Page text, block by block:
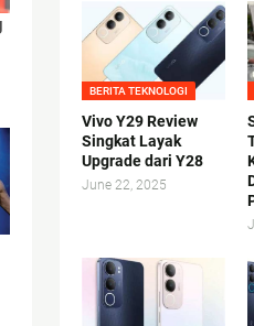
BERITA TEKNOLOGI
Vivo Y29 Review
Singkat Layak
Upgrade dari Y28
June 22, 2025